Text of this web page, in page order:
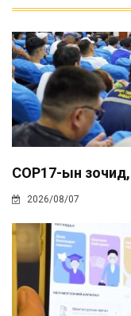
COP17-ын
2026/08/07